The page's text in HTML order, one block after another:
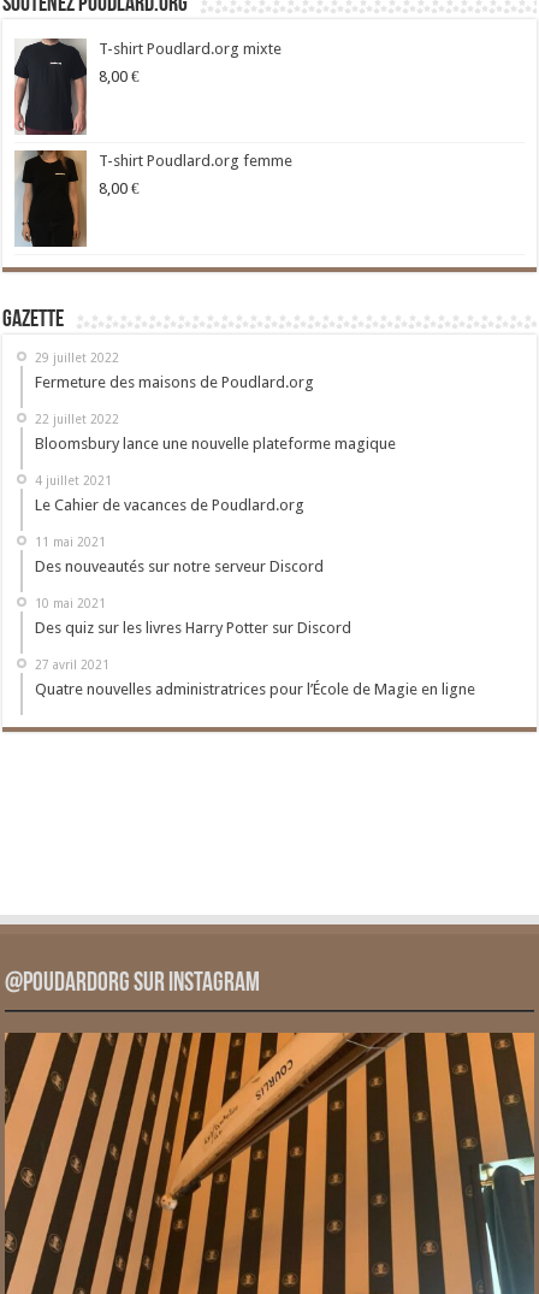
Soutenez Poudlard.org
T-shirt Poudlard.org mixte
8,00 €
T-shirt Poudlard.org femme
8,00 €
Gazette
29 juillet 2022
Fermeture des maisons de Poudlard.org
22 juillet 2022
Bloomsbury lance une nouvelle plateforme magique
4 juillet 2021
Le Cahier de vacances de Poudlard.org
11 mai 2021
Des nouveautés sur notre serveur Discord
10 mai 2021
Des quiz sur les livres Harry Potter sur Discord
27 avril 2021
Quatre nouvelles administratrices pour l’École de Magie en ligne
@PoudardOrg sur Instagram